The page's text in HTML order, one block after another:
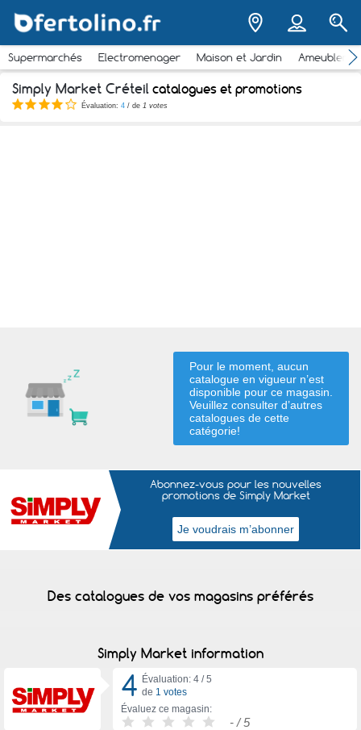
Supermarchés Electromenager Maison et Jardin
Simply Market Créteil catalogues et promotions
Évaluation: 4 / de 1 votes
Pour le moment, aucun
catalogue en vigueur n’est
disponible pour ce magasin.
Veuillez consulter d’autres
catalogues de cette
catégorie!
Abonnez-vous pour les nouvelles
promotions de Simply Market
Des catalogues de vos magasins préférés
Simply Market information
4 Évaluation: 4 /5
de 1 votes
Évaluez ce magasin:
- / 5